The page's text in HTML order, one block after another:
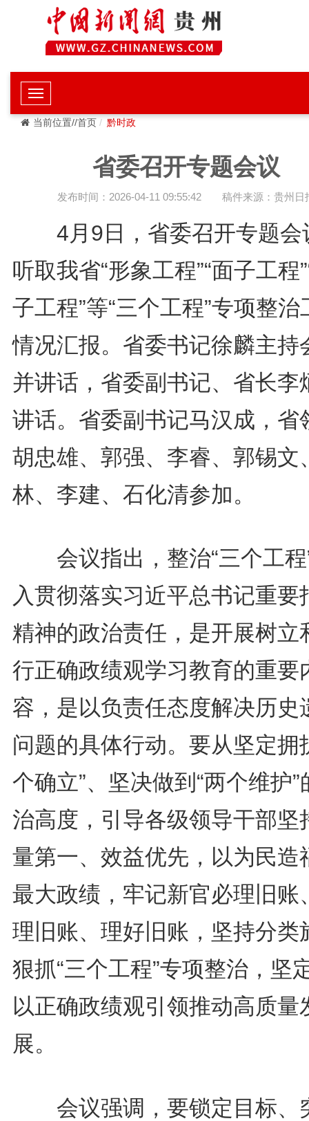
当前位置//首页 黔时政
省委召开专题会议
发布时间：2026-04-11 09:55:42 稿件来源：贵州日
4月9日，省委召开专题会
听取我省“形象工程”“面子工程
子工程”等“三个工程”专项整治
情况汇报。省委书记徐麟主持
并讲话，省委副书记、省长李
讲话。省委副书记马汉成，省
胡忠雄、郭强、李睿、郭锡文
林、李建、石化清参加。
会议指出，整治“三个工程
入贯彻落实习近平总书记重要
精神的政治责任，是开展树立
行正确政绩观学习教育的重要
容，是以负责任态度解决历史
问题的具体行动。要从坚定拥
个确立”、坚决做到“两个维护”
治高度，引导各级领导干部坚
量第一、效益优先，以为民造
最大政绩，牢记新官必理旧账
理旧账、理好旧账，坚持分类
狠抓“三个工程”专项整治，坚
以正确政绩观引领推动高质量
展。
会议强调，要锁定目标、